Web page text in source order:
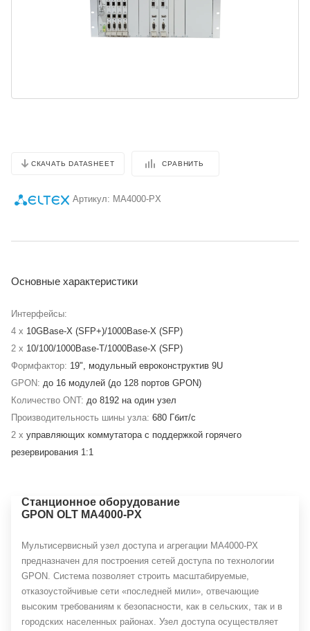
СКАЧАТЬ DATASHEET СРАВНИТЬ
Артикул: МA4000-PX
Основные характеристики
Интерфейсы:
4 x 10GBase-X (SFP+)/1000Base-X (SFP)
2 x 10/100/1000Base-T/1000Base-X (SFP)
Формфактор: 19", модульный евроконструктив 9U
GPON: до 16 модулей (до 128 портов GPON)
Количество ONT: до 8192 на один узел
Производительность шины узла: 680 Гбит/с
2 x управляющих коммутатора с поддержкой горячего
резервирования 1:1
Станционное оборудование
GPON OLT MA4000-PX
Мультисервисный узел доступа и агрегации МA4000-РХ
предназначен для построения сетей доступа по технологии
GPON. Система позволяет строить масштабируемые,
отказоустойчивые сети «последней мили», отвечающие
высоким требованиям к безопасности, как в сельских, так и в
городских населенных районах. Узел доступа осуществляет